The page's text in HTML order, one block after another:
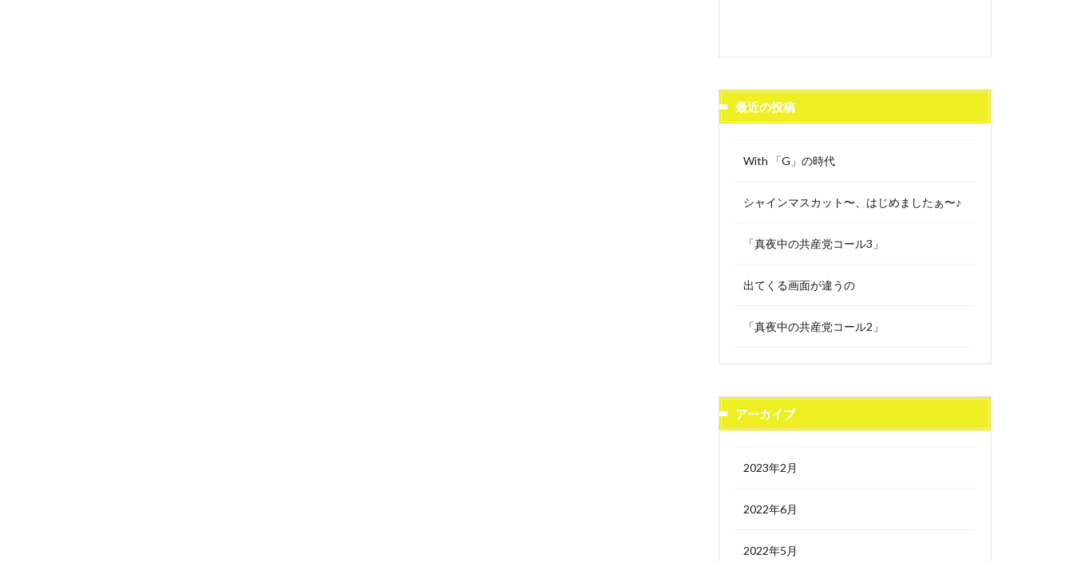
最近の投稿
With 「G」の時代
シャインマスカット〜、はじめましたぁ〜♪
「真夜中の共産党コール3」
出てくる画面が違うの
「真夜中の共産党コール2」
アーカイブ
2023年2月
2022年6月
2022年5月